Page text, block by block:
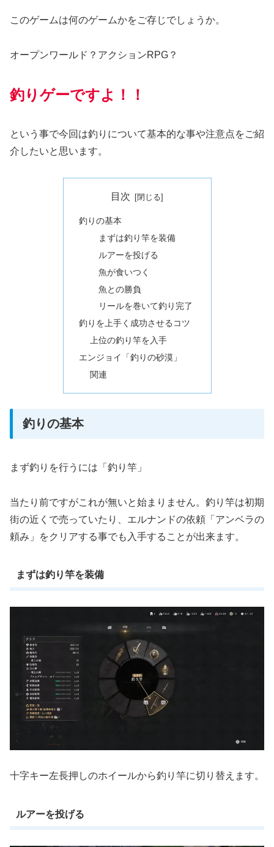
このゲームは何のゲームかをご存じでしょうか。
オープンワールド？アクションRPG？
釣りゲーですよ！！
という事で今回は釣りについて基本的な事や注意点をご紹
介したいと思います。
目次
釣りの基本
まずは釣り竿を装備
ルアーを投げる
魚が食いつく
魚との勝負
リールを巻いて釣り完了
釣りを上手く成功させるコツ
上位の釣り竿を入手
エンジョイ「釣りの砂漠」
関連
釣りの基本
まず釣りを行うには「釣り竿」
当たり前ですがこれが無いと始まりません。釣り竿は初期
街の近くで売っていたり、エルナンドの依頼「アンベラの
頼み」をクリアする事でも入手することが出来ます。
まずは釣り竿を装備
十字キー左長押しのホイールから釣り竿に切り替えます。
ルアーを投げる